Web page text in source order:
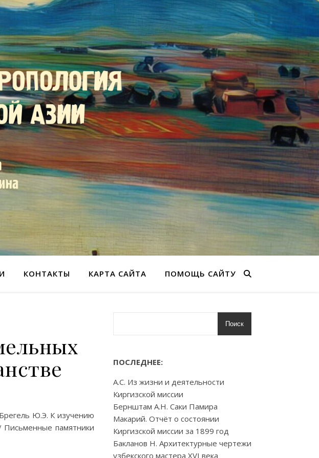
КОНТАКТЫ КАРТА САЙТА ПОМОЩЬ САЙТУ
Ю.Э. К изучению
Письменные памятники
Поиск
ПОСЛЕДНЕЕ:
А.С. Из жизни и деятельности
Киргизской миссии
Бернштам А.Н. Саки Памира
Макарий. Отчёт о состоянии
Киргизской миссии за 1899 год
Бакланов Н. Архитектурные чертежи
узбекского мастера XVI века